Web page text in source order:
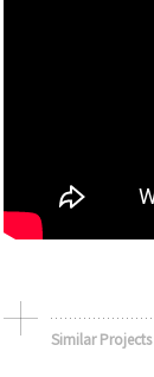
Similar Projects